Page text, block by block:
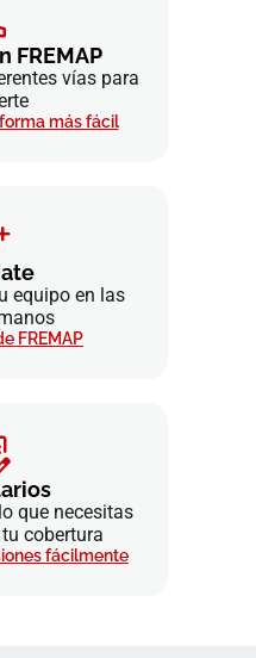
FREMAP
vías para
más fácil
equipo en las
FREMAP
que necesitas
cobertura
fácilmente